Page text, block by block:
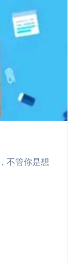
不管你是想